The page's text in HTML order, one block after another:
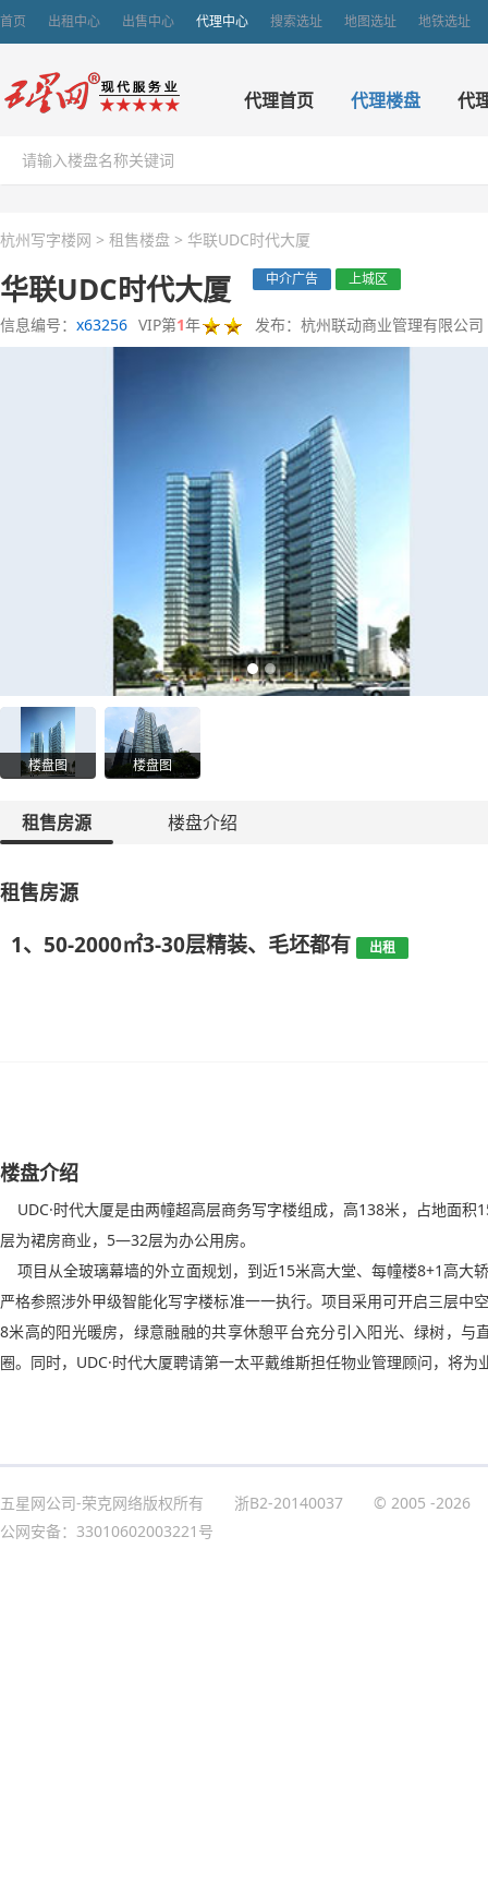
首页 出租中心 出售中心 代理中心 搜索选址 地图选址 地铁选址
代理首页 代理楼盘 代
杭州写字楼网 > 租售楼盘 > 华联UDC时代大厦
华联UDC时代大厦 中介广告 上城区
信息编号： x63256 VIP第1年 发布：杭州联动商业管理有限公司
楼盘图 楼盘图
租售房源 楼盘介绍
租售房源
1、50-2000㎡3-30层精装、毛坯都有 出租
楼盘介绍
UDC·时代大厦是由两幢超高层商务写字楼组成，高138米，占地面
层为裙房商业，5—32层为办公用房。
项目从全玻璃幕墙的外立面规划，到近15米高大堂、每幢楼8+1高大
严格参照涉外甲级智能化写字楼标准一一执行。项目采用可开启三层
8米高的阳光暖房，绿意融融的共享休憩平台充分引入阳光、绿树，与
圈。同时，UDC·时代大厦聘请第一太平戴维斯担任物业管理顾问，将
五星网公司-荣克网络版权所有 浙B2-20140037 © 2005 -2026
公网安备：33010602003221号